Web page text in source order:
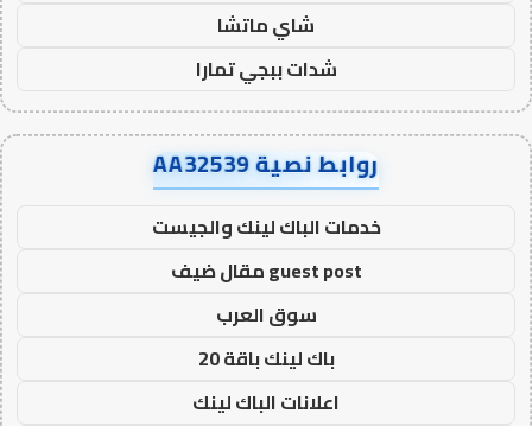
شاي ماتشا
شدات ببجي تمارا
روابط نصية AA32539
خدمات الباك لينك والجيست
guest post مقال ضيف
سوق العرب
باك لينك باقة 20
اعلانات الباك لينك